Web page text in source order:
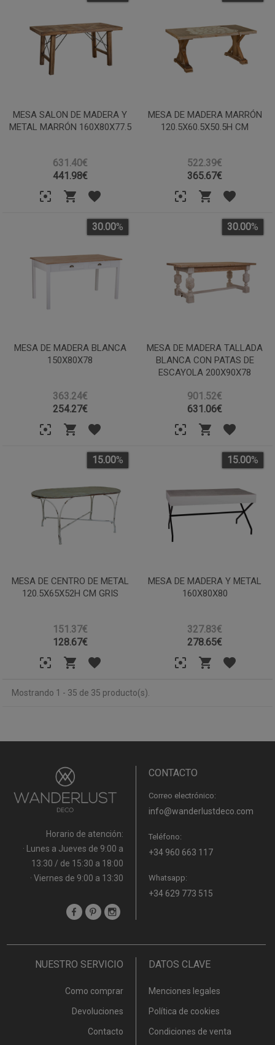
MESA SALON DE MADERA Y
METAL MARRÓN 160X80X77.5
631.40€
441.98€
MESA DE MADERA MARRÓN
120.5X60.5X50.5H CM
522.39€
365.67€
MESA DE MADERA BLANCA
150X80X78
363.24€
30.00%
254.27€
MESA DE MADERA TALLADA
BLANCA CON PATAS DE
ESCAYOLA 200X90X78
901.52€
30.00%
631.06€
MESA DE CENTRO DE METAL
120.5X65X52H CM GRIS
151.37€
15.00%
128.67€
MESA DE MADERA Y METAL
160X80X80
327.83€
15.00%
278.65€
Mostrando 1 - 35 de 35 producto(s).
Horario de atención:
· Lunes a Jueves de 9:00 a
13:30 / de 15:30 a 18:00
· Viernes de 9:00 a 13:30
CONTACTO
Correo electrónico:
info@wanderlustdeco.com
Teléfono:
+34 960 663 117
Whatsapp:
+34 629 773 515
NUESTRO SERVICIO
Como comprar
Devoluciones
Contacto
DATOS CLAVE
Menciones legales
Política de cookies
Condiciones de venta